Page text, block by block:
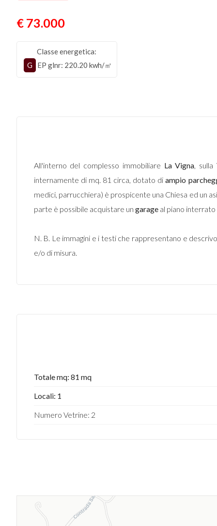
€ 73.000
Classe energetica:
G
EP glnr: 220.20 kwh/㎡
All'interno del complesso immobiliare La Vigna, sulla
internamente di mq. 81 circa, dotato diampio
medici, parrucchiera) è prospicente una Chiesa ed un
parte è possibile acquistare un garageal piano interrato
N. B. Le immagini e i testi che rappresentano e
e/o di misura.
Totale mq: 81 mq
Locali: 1
Numero Vetrine: 2